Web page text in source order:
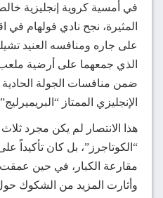
في أمسية كروية إنجليزية
المثيرة، نجح نادي فولهام
الذي جمعهما على أرضية ملعب
ضمن منافسات الجولة
الإنجليزي الممتاز
هذا الانتصار لم يكن مجرد
“الكوتاجرز”، بل كان تأكيداً
مقارعة الكبار، في حين عمقت
وأثارت المزيد من الشكوك